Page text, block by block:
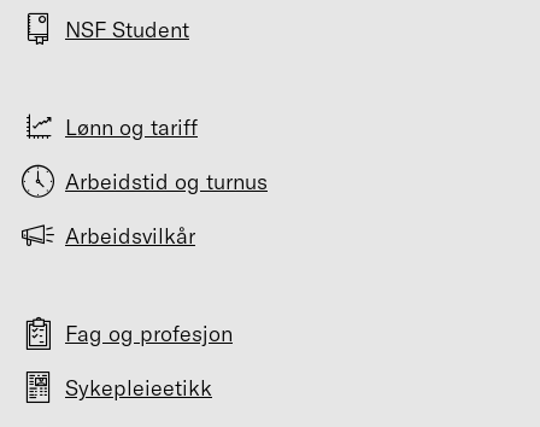
NSF Student
Lønn og tariff
Arbeidstid og turnus
Arbeidsvilkår
Fag og profesjon
Sykepleieetikk